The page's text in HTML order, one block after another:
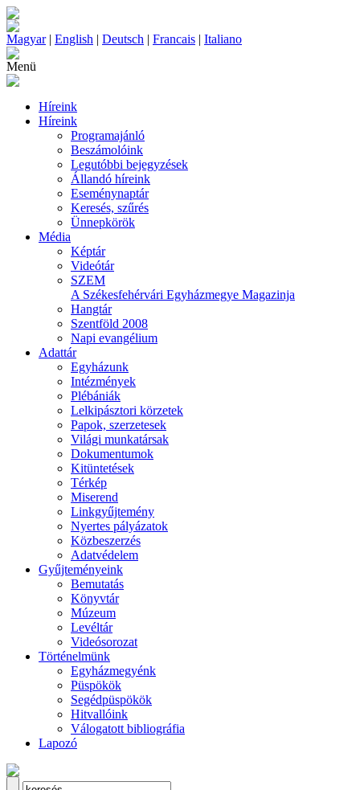
Magyar| English | Deutsch | Francais | Italiano
Menü
Híreink
Híreink
Programajánló
Beszámolóink
Legutóbbi bejegyzések
Állandó híreink
Eseménynaptár
Keresés, szűrés
Ünnepkörök
Média
Képtár
Videótár
SZEM
A Székesfehérvári Egyházmegye Magazinja
Hangtár
Szentföld 2008
Napi evangélium
Adattár
Egyházunk
Intézmények
Plébániák
Lelkipásztori körzetek
Papok, szerzetesek
Világi munkatársak
Dokumentumok
Kitüntetések
Térkép
Miserend
Linkgyűjtemény
Nyertes pályázatok
Közbeszerzés
Adatvédelem
Gyűjteményeink
Bemutatás
Könyvtár
Múzeum
Levéltár
Videósorozat
Történelmünk
Egyházmegyénk
Püspökök
Segédpüspökök
Hitvallóink
Válogatott bibliográfia
Lapozó